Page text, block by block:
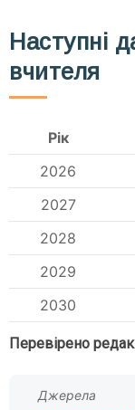
Наступні
вчителя
Рік
2026
2027
2028
2029
2030
Перевірено